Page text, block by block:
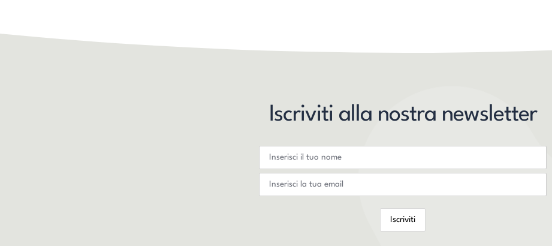
Iscriviti alla nostra newsletter